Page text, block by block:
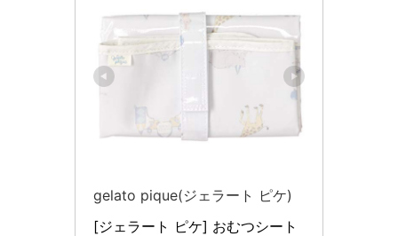
gelato pique(ジェラート ピケ)
[ジェラート ピケ] おむつシート